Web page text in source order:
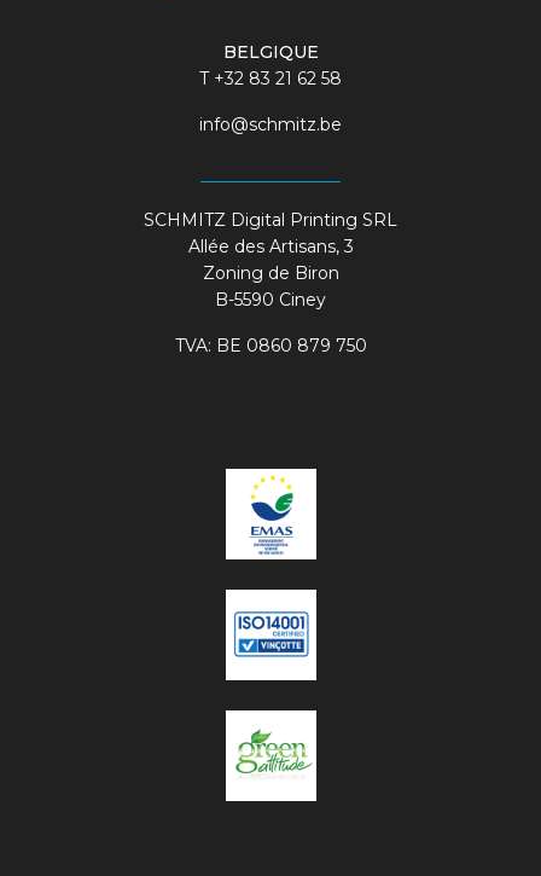
BELGIQUE
T +32 83 21 62 58
info@schmitz.be
SCHMITZ Digital Printing SRL
Allée des Artisans, 3
Zoning de Biron
B-5590 Ciney
TVA: BE 0860 879 750